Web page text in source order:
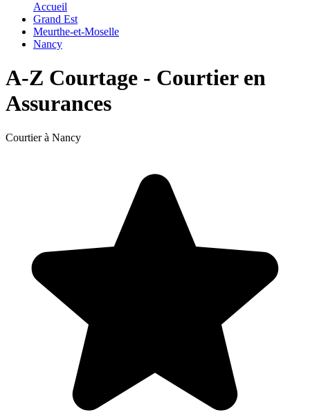
Accueil
Grand Est
Meurthe-et-Moselle
Nancy
A-Z Courtage - Courtier en
Assurances
Courtier à Nancy